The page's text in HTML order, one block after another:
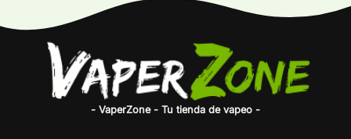
7,95€
- VaperZone - Tu tienda de vapeo -